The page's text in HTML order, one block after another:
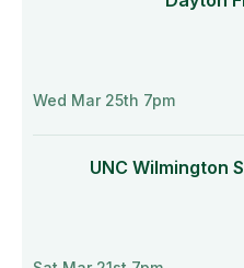
Wed Mar 25th 7pm
UNC Wilmington